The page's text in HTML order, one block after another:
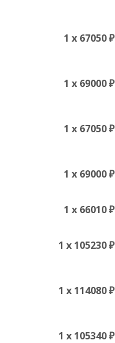
1 x 67050 ₽
1 x 69000 ₽
1 x 67050 ₽
1 x 69000 ₽
1 x 66010 ₽
1 x 105230 ₽
1 x 114080 ₽
1 x 105340 ₽